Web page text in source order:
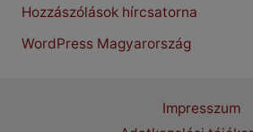
Hozzászólások hírcsatorna
WordPress Magyarország
Impresszum